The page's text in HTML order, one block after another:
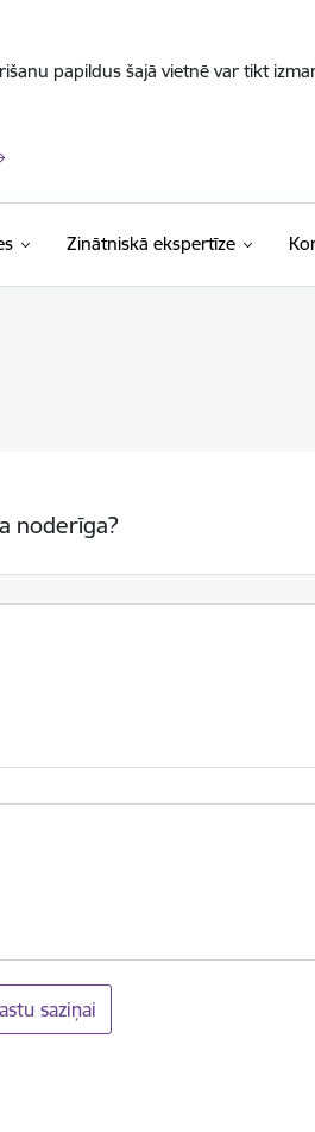
papildus šajā vietnē var tikt
Zinātniskā ekspertīze
noderīga?
saziņai